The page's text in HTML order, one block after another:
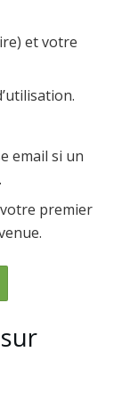
et votre
email si un
premier